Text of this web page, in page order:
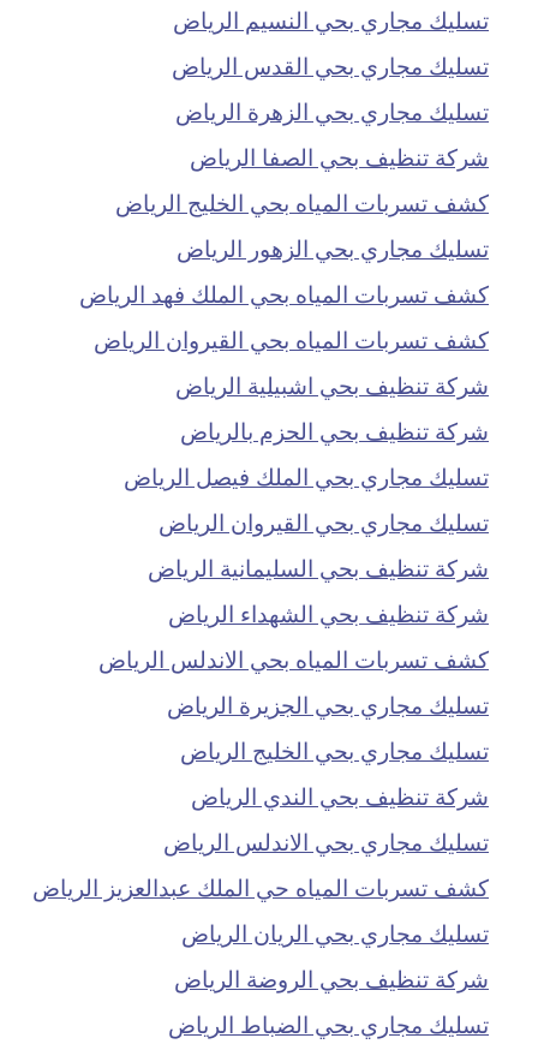
تسليك مجاري بحي النسيم الرياض
تسليك مجاري بحي القدس الرياض
تسليك مجاري بحي الزهرة الرياض
شركة تنظيف بحي الصفا الرياض
كشف تسربات المياه بحي الخليج الرياض
تسليك مجاري بحي الزهور الرياض
كشف تسربات المياه بحي الملك فهد الرياض
كشف تسربات المياه بحي القيروان الرياض
شركة تنظيف بحي اشبيلية الرياض
شركة تنظيف بحي الحزم بالرياض
تسليك مجاري بحي الملك فيصل الرياض
تسليك مجاري بحي القيروان الرياض
شركة تنظيف بحي السليمانية الرياض
شركة تنظيف بحي الشهداء الرياض
كشف تسربات المياه بحي الاندلس الرياض
تسليك مجاري بحي الجزيرة الرياض
تسليك مجاري بحي الخليج الرياض
شركة تنظيف بحي الندي الرياض
تسليك مجاري بحي الاندلس الرياض
كشف تسربات المياه حي الملك عبدالعزيز الرياض
تسليك مجاري بحي الريان الرياض
شركة تنظيف بحي الروضة الرياض
تسليك مجاري بحي الضباط الرياض